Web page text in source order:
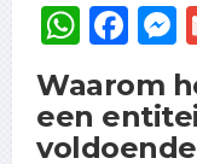
Waarom
een